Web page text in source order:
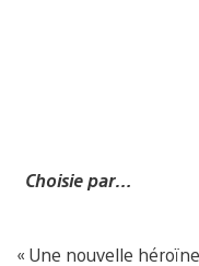
Choisie par…
« Une nouvelle